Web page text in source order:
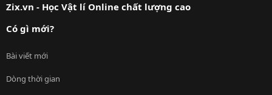
Zix.vn - Học Vật lí Online chất lượng cao
Có gì mới?
Bài viết mới
Dòng thời gian